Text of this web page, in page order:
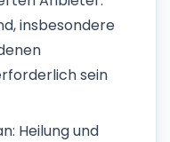
insbesondere
sein
Heilung und